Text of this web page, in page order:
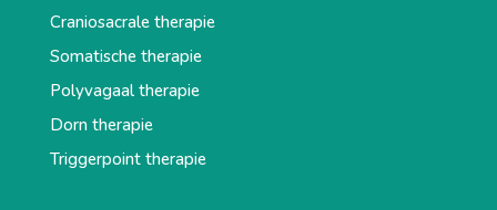
Craniosacrale therapie
Somatische therapie
Polyvagaal therapie
Dorn therapie
Triggerpoint therapie